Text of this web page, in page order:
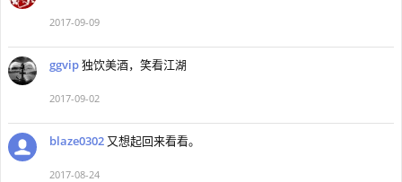
2017-09-09
ggvip独饮美酒，笑看江湖
2017-09-02
blaze0302 又想起回来看看。
2017-08-24